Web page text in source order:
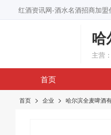
红酒资讯网-酒水名酒招商加盟
哈
主营
首页
首页 > 企业 > 哈尔滨全麦啤酒